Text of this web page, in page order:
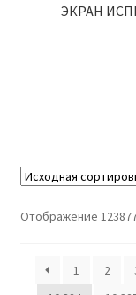
ЭКРАН
Отображение
1 2